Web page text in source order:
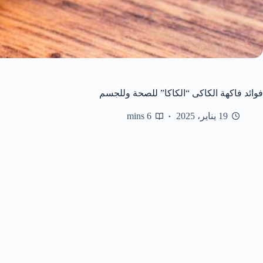
فوائد فاكهة الكاكى “الكاكا” للصحة وللجسم
19 يناير، 2025 6 mins